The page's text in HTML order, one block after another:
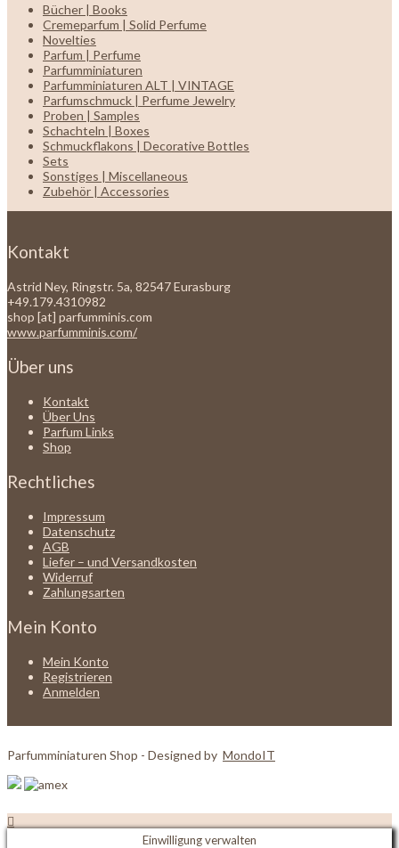
Bücher | Books
Cremeparfum | Solid Perfume
Novelties
Parfum | Perfume
Parfumminiaturen
Parfumminiaturen ALT | VINTAGE
Parfumschmuck | Perfume Jewelry
Proben | Samples
Schachteln | Boxes
Schmuckflakons | Decorative Bottles
Sets
Sonstiges | Miscellaneous
Zubehör | Accessories
Kontakt
Astrid Ney, Ringstr. 5a, 82547 Eurasburg
+49.179.4310982
shop [at] parfumminis.com
www.parfumminis.com/
Über uns
Kontakt
Über Uns
Parfum Links
Shop
Rechtliches
Impressum
Datenschutz
AGB
Liefer – und Versandkosten
Widerruf
Zahlungsarten
Mein Konto
Mein Konto
Registrieren
Anmelden
Parfumminiaturen Shop - Designed by MondoIT
Einwilligung verwalten